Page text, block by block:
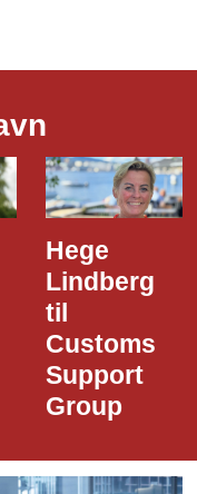
Dette er
den nye
i Narvik
Havn